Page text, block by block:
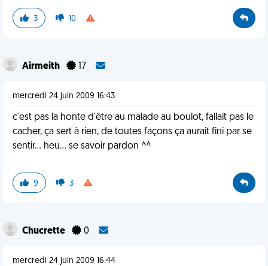
3 10
Airmeith 17
mercredi 24 juin 2009 16:43
c'est pas la honte d'être au malade au boulot, fallait pas le
cacher, ça sert à rien, de toutes façons ça aurait fini par se
sentir... heu... se savoir pardon ^^
9 3
Chucrette 0
mercredi 24 juin 2009 16:44